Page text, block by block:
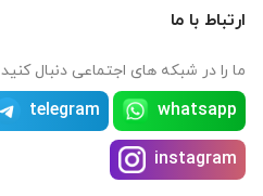
ارتباط با ما
ما را در شبکه های اجتماعی دنبال کنید
whatsapp
telegram
instagram